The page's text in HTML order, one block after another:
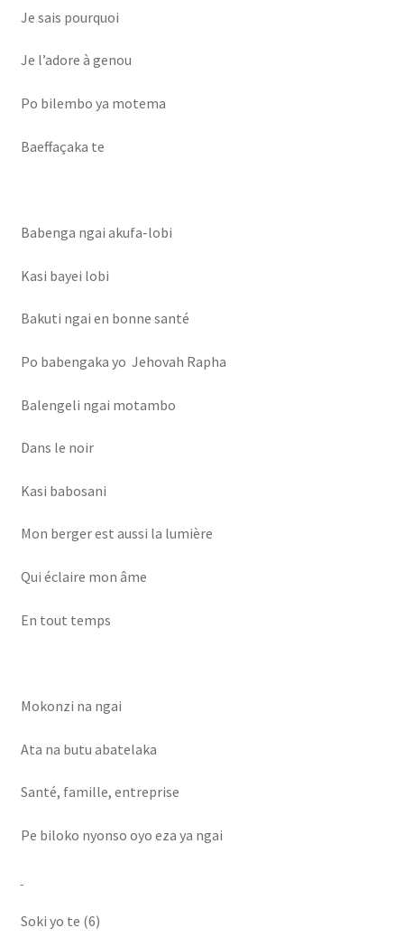
Je sais pourquoi
Je l’adore à genou
Po bilembo ya motema
Baeffaçaka te
Babenga ngai akufa-lobi
Kasi bayei lobi
Bakuti ngai en bonne santé
Po babengaka yo Jehovah Rapha
Balengeli ngai motambo
Dans le noir
Kasi babosani
Mon berger est aussi la lumière
Qui éclaire mon âme
En tout temps
Mokonzi na ngai
Ata na butu abatelaka
Santé, famille, entreprise
Pe biloko nyonso oyo eza ya ngai
Soki yo te (6)